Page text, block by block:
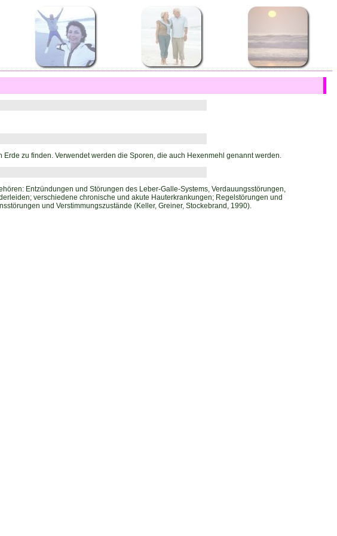
zu finden. Verwendet werden die Sporen, die auch Hexenmehl genannt werden.
Entzündungen und Störungen des Leber-Galle-Systems, Verdauungsstörungen,
verschiedene chronische und akute Hauterkrankungen; Regelstörungen und
und Verstimmungszustände (Keller, Greiner, Stockebrand, 1990).